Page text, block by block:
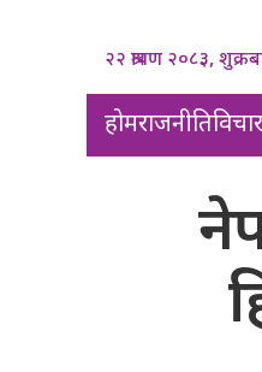
२२ श्रावण २०८३,
होमराजनीतिविचार